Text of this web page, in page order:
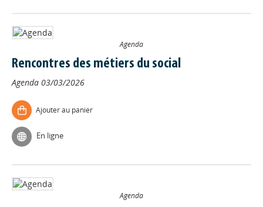
Agenda
Rencontres des métiers du social
Agenda 03/03/2026
Ajouter au panier
En ligne
Agenda